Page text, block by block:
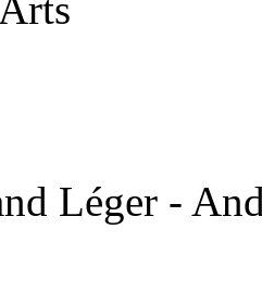
Léger -